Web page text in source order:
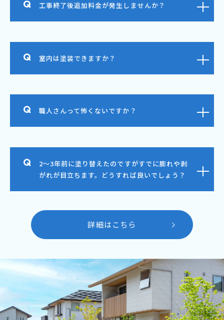
工事終了後追加料金が発生しませんか？
室内は塗装できますか？
職人さんって怖くないですか？
2～3年前に塗り替えたのですがすでに膨れや剥
がれが目立ちます。どうすれば良いでしょう？
詳細はこちら